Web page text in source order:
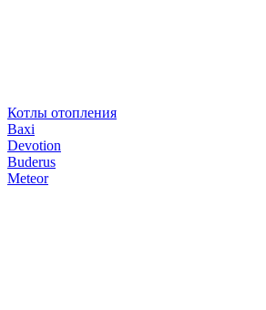
Котлы отопления
Baxi
Devotion
Buderus
Meteor